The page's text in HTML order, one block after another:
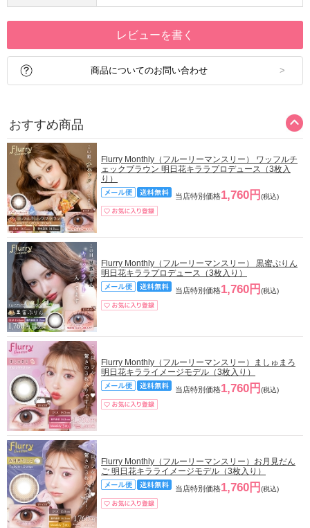
レビューを書く
商品についてのお問い合わせ
おすすめ商品
Flurry Monthly（フルーリーマンスリー） ワッフルチ
ェックブラウン 明日花キララプロデュース（3枚入
り）
当店特別価格1,760円 (税込)
Flurry Monthly（フルーリーマンスリー） 黒蜜ぷりん
明日花キララプロデュース（3枚入り）
当店特別価格1,760円 (税込)
Flurry Monthly（フルーリーマンスリー）ましゅまろ
明日花キラライメージモデル（3枚入り）
当店特別価格1,760円 (税込)
Flurry Monthly（フルーリーマンスリー）お月見だん
ご 明日花キラライメージモデル（3枚入り）
当店特別価格1,760円 (税込)